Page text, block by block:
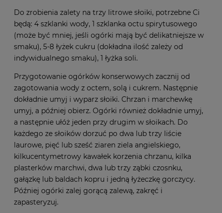
Do zrobienia zalety na trzy litrowe słoiki, potrzebne Ci
będą: 4 szklanki wody, 1 szklanka octu spirytusowego
(może być mniej, jeśli ogórki mają być delikatniejsze w
smaku), 5-8 łyżek cukru (dokładna ilość zależy od
indywidualnego smaku), 1 łyżka soli.
Przygotowanie ogórków konserwowych zacznij od
zagotowania wody z octem, solą i cukrem. Następnie
dokładnie umyj i wyparz słoiki. Chrzan i marchewkę
umyj, a później obierz. Ogórki również dokładnie umyj,
a następnie ułóż jeden przy drugim w słoikach. Do
każdego ze słoików dorzuć po dwa lub trzy liście
laurowe, pięć lub sześć ziaren ziela angielskiego,
kilkucentymetrowy kawałek korzenia chrzanu, kilka
plasterków marchwi, dwa lub trzy ząbki czosnku,
gałązkę lub baldach kopru i jedną łyżeczkę gorczycy.
Później ogórki zalej gorącą zalewą, zakręć i
zapasteryzuj.